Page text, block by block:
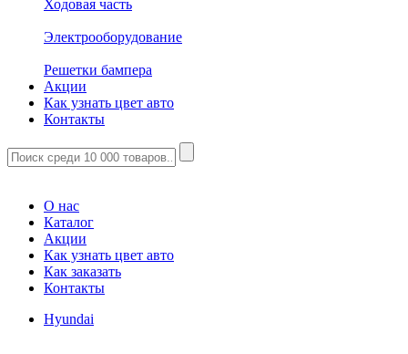
Ходовая часть
Электрооборудование
Решетки бампера
Акции
Как узнать цвет авто
Контакты
О нас
Каталог
Акции
Как узнать цвет авто
Как заказать
Контакты
Hyundai